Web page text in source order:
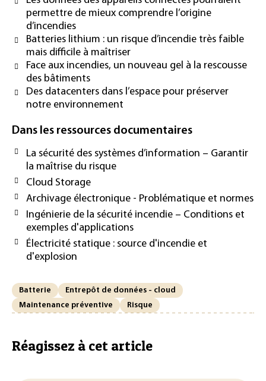
permettre de mieux comprendre l’origine
d’incendies
Batteries lithium : un risque d’incendie très faible
mais difficile à maîtriser
Face aux incendies, un nouveau gel à la rescousse
des bâtiments
Des datacenters dans l’espace pour préserver
notre environnement
Dans les ressources documentaires
La sécurité des systèmes d’information – Garantir
la maîtrise du risque
Cloud Storage
Archivage électronique - Problématique et normes
Ingénierie de la sécurité incendie – Conditions et
exemples d'applications
Électricité statique : source d'incendie et
d'explosion
Batterie
Entrepôt de données - cloud
Maintenance préventive
Risque
Réagissez à cet article